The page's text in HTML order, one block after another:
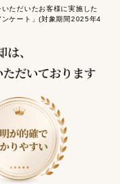
ただいたお客様に実施した
ンケート」(対象期間2025年4